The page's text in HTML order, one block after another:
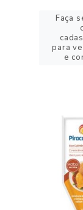
Faça
para
e